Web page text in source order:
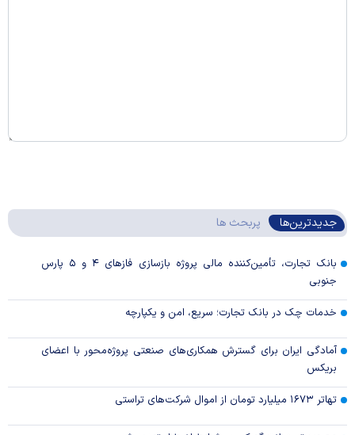
جدیدترین‌ها پربحث ها
بانک تجارت، تأمین‌کننده مالی پروژه بازسازی فاز‌های ۴ و ۵ پارس
جنوبی
خدمات چک در بانک تجارت؛ سریع، امن و یکپارچه
آمادگی ایران برای گسترش همکاری‌های صنعتی پروژه‌محور با اعضای
بریکس
تهاتر ۱۶۷۳ میلیارد تومان از اموال شرکت‌های تراستی